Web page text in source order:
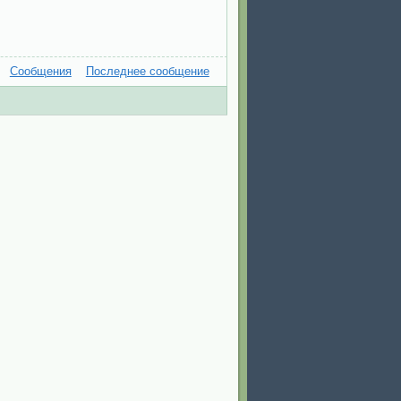
Сообщения Последнее сообщение